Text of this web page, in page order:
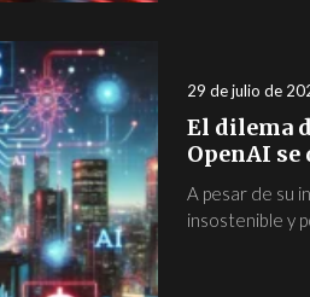
29 de julio de
El dilema
OpenAI
A pesar de su
insostenible y